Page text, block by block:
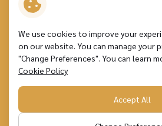
Contact Us
Copyright © 2026 P.S.P. Specialties Public
Terms and Conditions
Personal Data Protection
Cookie Policy
Sitemap
We use cookies to improve your
on our website. You can manage your
"Change Preferences". You can learn
Cookie Policy
Accept All